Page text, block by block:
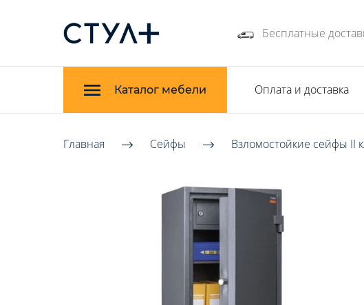
Бесплатные
Каталог мебели Оплата и доставка
Главная Сейфы Взломостойкие сейфы II